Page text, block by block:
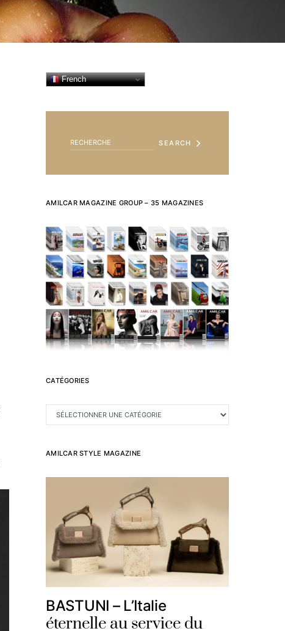
French
SEARCH
AMILCAR MAGAZINE GROUP – 35 MAGAZINES
CATÉGORIES
CATÉGORIES
AMILCAR STYLE MAGAZINE
BASTUNI – L’Italie
éternelle au service du